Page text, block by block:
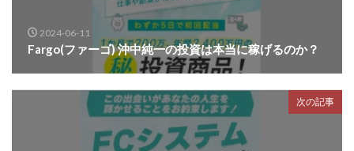
2024-06-11
Fargo(ファーゴ) 沖中純一の投資は本当に稼げるのか？
次の記事